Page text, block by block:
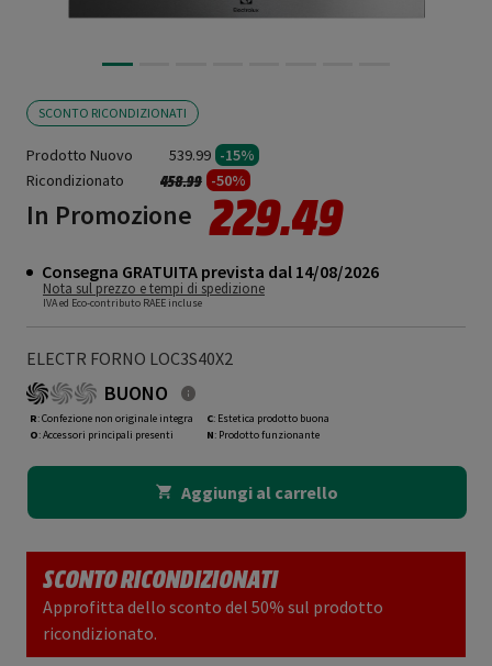
SCONTO RICONDIZIONATI
Prodotto Nuovo 539.99 -15%
Ricondizionato
Prezzo ridotto da
458.99a -50%
In Promozione 229.49
Consegna GRATUITA prevista dal 14/08/2026
Nota sul prezzo e tempi di spedizione
IVA ed Eco-contributo RAEE incluse
ELECTR FORNO LOC3S40X2
BUONO
R: Confezione non originale integra
O: Accessori principali presenti
C: Estetica prodotto buona
N: Prodotto funzionante
Aggiungi al carrello
SCONTO RICONDIZIONATI
Approfitta dello sconto del 50% sul prodotto
ricondizionato.